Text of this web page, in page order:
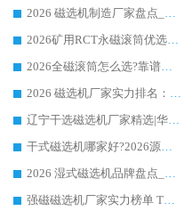
2026 磁选机制造厂家盘点_华体会手机网页版-华体会(中国) _综合实力剖析
2026矿用RCT永磁滚筒优选厂家_华体会手机网页版-华体会(中国) 领衔靠谱品牌盘点
2026全磁滚筒怎么选?靠谱厂家推荐，口碑之选华体会手机网页版-华体会(中国)
2026 磁选机厂家实力排名：技术与实力双轮驱动，华体会手机网页版-华体会(中国) 领跑
辽宁干选磁选机厂家精选|华体会手机网页版-华体会(中国) 硬核实力领跑行业标杆
干式磁选机哪家好?2026源头厂家推荐_华体会手机网页版-华体会(中国) 强磁磁选机生产厂家
2026 湿式磁选机品牌盘点_华体会手机网页版-华体会(中国) _内行认可的靠谱厂家
强磁磁选机厂家实力榜单 TOP3：华体会手机网页版-华体会(中国) 稳居前列